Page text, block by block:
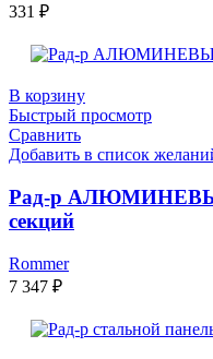
331 ₽
В корзину
Быстрый просмотр
Сравнить
Добавить в список
Рад-р
секций
Rommer
7 347 ₽